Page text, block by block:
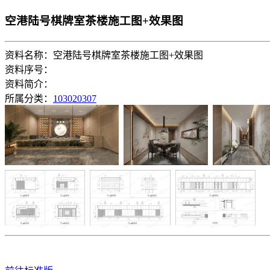
空港陆号棋牌室茶楼施工图+效果图
资料名称：空港陆号棋牌室茶楼施工图+效果图
资料序号：
资料简介：
所属分类： 103020307